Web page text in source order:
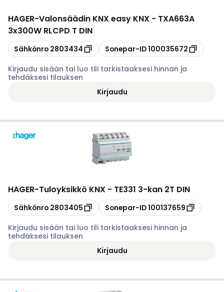
HAGER-Valonsäädin KNX easy KNX - TXA663A
3x300W RLCPD T DIN
Kopioi
Sähkönro 2803434 Kopioi
Sonepar-ID100035672
Kirjaudu sisään tai luo tili tarkistaaksesi hinnan ja
tehdäksesi tilauksen
Kirjaudu
HAGER-Tuloyksikkö KNX - TE331 3-kan 2T DIN
Kopioi
Sähkönro 2803405 Kopioi
Sonepar-ID100137659
Kirjaudu sisään tai luo tili tarkistaaksesi hinnan ja
tehdäksesi tilauksen
Kirjaudu